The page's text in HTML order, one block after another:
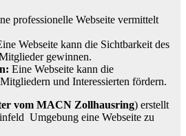
professionelle Webseite vermittelt
Webseite kann die Sichtbarkeit des
gewinnen.
Eine Webseite kann die
und Interessierten fördern.
vom MACN Zollhausring) erstellt
Umgebung eine Webseite zu